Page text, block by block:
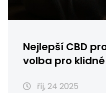
Nejlepší CBD
volba pro
říj, 24 2025